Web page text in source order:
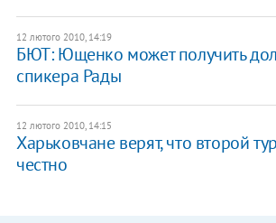
12 лютого 2010, 14:19
БЮТ: Ющенко может получить
спикера Рады
12 лютого 2010, 14:15
Харьковчане верят, что второй
честно